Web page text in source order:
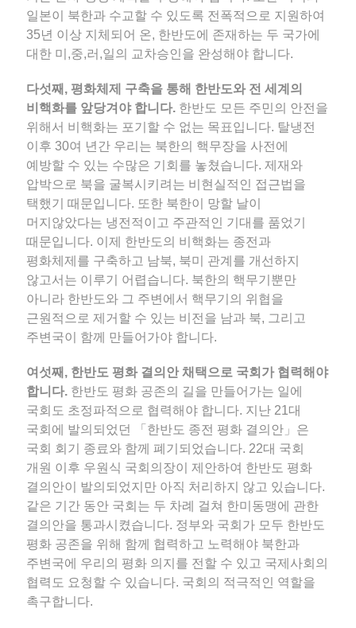
일본이 북한과 수교할 수 있도록 전폭적으로 지원하여
35년 이상 지체되어 온, 한반도에 존재하는 두 국가에
대한 미,중,러,일의 교차승인을 완성해야 합니다.
다섯째, 평화체제 구축을 통해 한반도와 전 세계의
비핵화를 앞당겨야 합니다. 한반도 모든 주민의 안전을
위해서 비핵화는 포기할 수 없는 목표입니다. 탈냉전
이후 30여 년간 우리는 북한의 핵무장을 사전에
예방할 수 있는 수많은 기회를 놓쳤습니다. 제재와
압박으로 북을 굴복시키려는 비현실적인 접근법을
택했기 때문입니다. 또한 북한이 망할 날이
머지않았다는 냉전적이고 주관적인 기대를 품었기
때문입니다. 이제 한반도의 비핵화는 종전과
평화체제를 구축하고 남북, 북미 관계를 개선하지
않고서는 이루기 어렵습니다. 북한의 핵무기뿐만
아니라 한반도와 그 주변에서 핵무기의 위협을
근원적으로 제거할 수 있는 비전을 남과 북, 그리고
주변국이 함께 만들어가야 합니다.
여섯째, 한반도 평화 결의안 채택으로 국회가 협력해야
합니다. 한반도 평화 공존의 길을 만들어가는 일에
국회도 초정파적으로 협력해야 합니다. 지난 21대
국회에 발의되었던 「한반도 종전 평화 결의안」은
국회 회기 종료와 함께 폐기되었습니다. 22대 국회
개원 이후 우원식 국회의장이 제안하여 한반도 평화
결의안이 발의되었지만 아직 처리하지 않고 있습니다.
같은 기간 동안 국회는 두 차례 걸쳐 한미동맹에 관한
결의안을 통과시켰습니다. 정부와 국회가 모두 한반도
평화 공존을 위해 함께 협력하고 노력해야 북한과
주변국에 우리의 평화 의지를 전할 수 있고 국제사회의
협력도 요청할 수 있습니다. 국회의 적극적인 역할을
촉구합니다.